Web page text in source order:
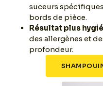
suceurs
bords de pièce.
Résultat plus
des allergènes et
profondeur.